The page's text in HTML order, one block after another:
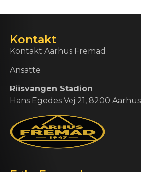
Kontakt
Kontakt Aarhus Fremad
Ansatte
Riisvangen Stadion
Hans Egedes Vej 21, 8200 Aarhus